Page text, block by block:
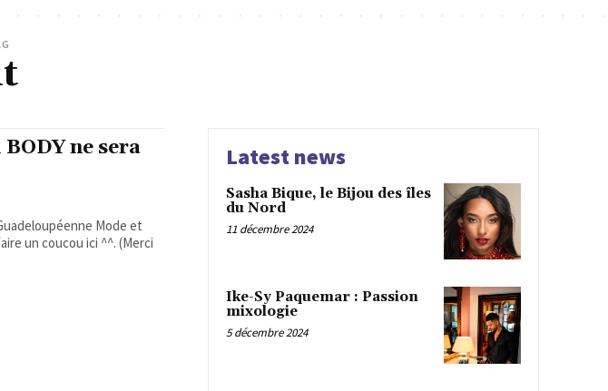
ne sera
Mode et
un coucou ici ^^. (Merci
Latest news
Sasha Bique, le Bijou des îles
du Nord
11 décembre 2024
Ike-Sy Paquemar : Passion
mixologie
5 décembre 2024